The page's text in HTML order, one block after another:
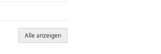
Alle anzeigen